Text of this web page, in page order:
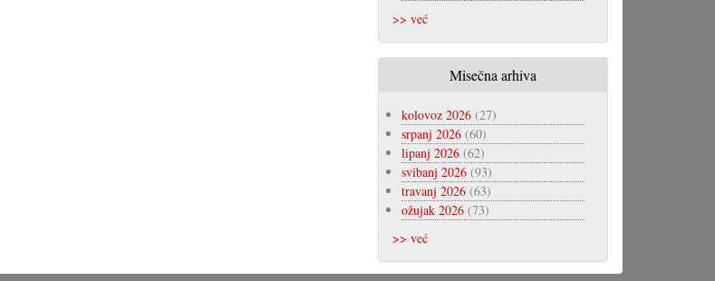
>> već
Misečna arhiva
kolovoz 2026(27)
srpanj 2026(60)
lipanj 2026(62)
svibanj 2026(93)
travanj 2026(63)
ožujak 2026(73)
>> već